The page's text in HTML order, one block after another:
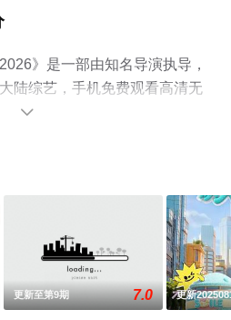
》是一部由知名导演执导，
陆综艺，手机免费观看高清无
空影视，更多相关信息可移步

更新至第9期 7.0 更新